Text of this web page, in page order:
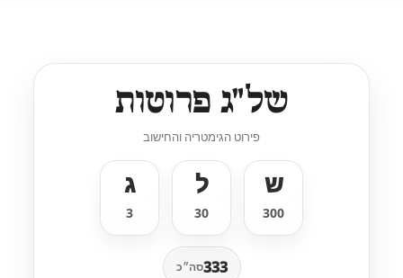
של״ג פרוטות
פירוט הגימטריה והחישוב
ש
300
ל
30
ג
3
333